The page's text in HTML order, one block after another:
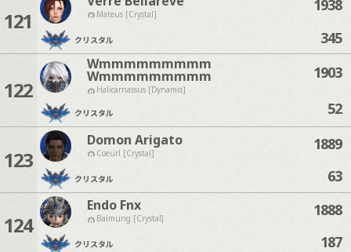
121 Mateus [Crystal]
クリスタル
1938
345
122
Wmmmmmmmmm
Wmmmmmmmmm
Halicarnassus [Dynamis]
クリスタル
1903
52
123
Domon Arigato
Coeurl [Crystal]
クリスタル
1889
63
124
Endo Fnx
Balmung [Crystal]
クリスタル
1888
187